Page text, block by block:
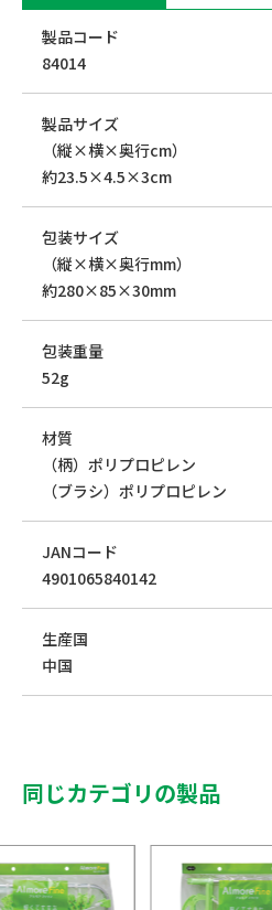
製品コード
84014
製品サイズ
（縦×横×奥行cm）
約23.5×4.5×3cm
包装サイズ
（縦×横×奥行mm）
約280×85×30mm
包装重量
52g
材質
（柄）ポリプロピレン
（ブラシ）ポリプロピレン
JANコード
4901065840142
生産国
中国
同じカテゴリの製品